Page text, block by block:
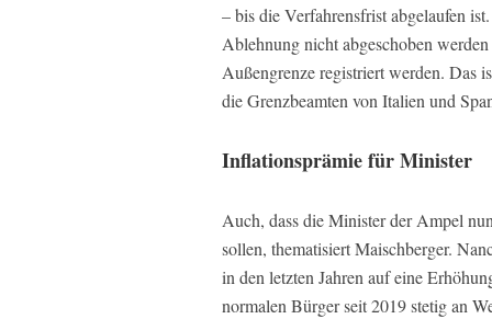
– bis die Verfahrensfrist abgelaufen
Ablehnung nicht abgeschoben
Außengrenze registriert werden. Das
die Grenzbeamten von Italien und
Inflationsprämie für Minister
Auch, dass die Minister der Ampel
sollen, thematisiert Maischberger.
in den letzten Jahren auf eine
normalen Bürger seit 2019 stetig an